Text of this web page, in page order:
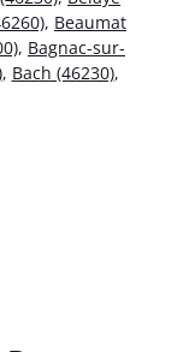
, Beaumat
, Bagnac-sur-
, Bach (46230),